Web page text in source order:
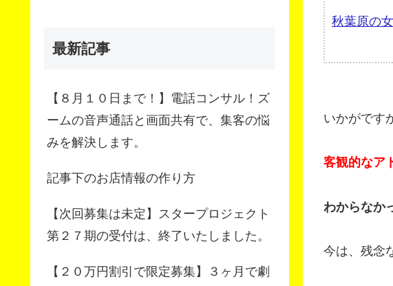
秋葉原の
いかがです
客観的なア
わからなか
今は、残念
最新記事
【８月１０日まで！】電話コンサル！ズ
ームの音声通話と画面共有で、集客の悩
みを解決します。
記事下のお店情報の作り方
【次回募集は未定】スタープロジェクト
第２７期の受付は、終了いたしました。
【２０万円割引で限定募集】３ヶ月で劇